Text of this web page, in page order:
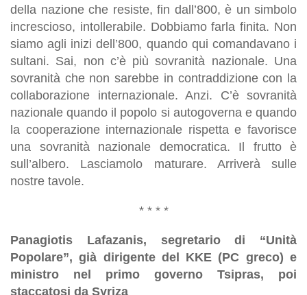
della nazione che resiste, fin dall’800, è un simbolo
increscioso, intollerabile. Dobbiamo farla finita. Non
siamo agli inizi dell’800, quando qui comandavano i
sultani. Sai, non c’è più sovranità nazionale. Una
sovranità che non sarebbe in contraddizione con la
collaborazione internazionale. Anzi. C’è sovranità
nazionale quando il popolo si autogoverna e quando
la cooperazione internazionale rispetta e favorisce
una sovranità nazionale democratica. Il frutto è
sull’albero. Lasciamolo maturare. Arriverà sulle
nostre tavole.
* * * *
Panagiotis Lafazanis, segretario di “Unità
Popolare”, già dirigente del KKE (PC greco) e
ministro nel primo governo Tsipras, poi
staccatosi da Syriza